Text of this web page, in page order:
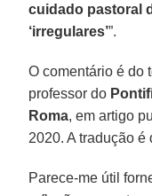
cuidado pastoral
‘irregulares’”.
O comentário é do
professor do
Roma, em artigo
2020. A tradução é
Parece-me útil